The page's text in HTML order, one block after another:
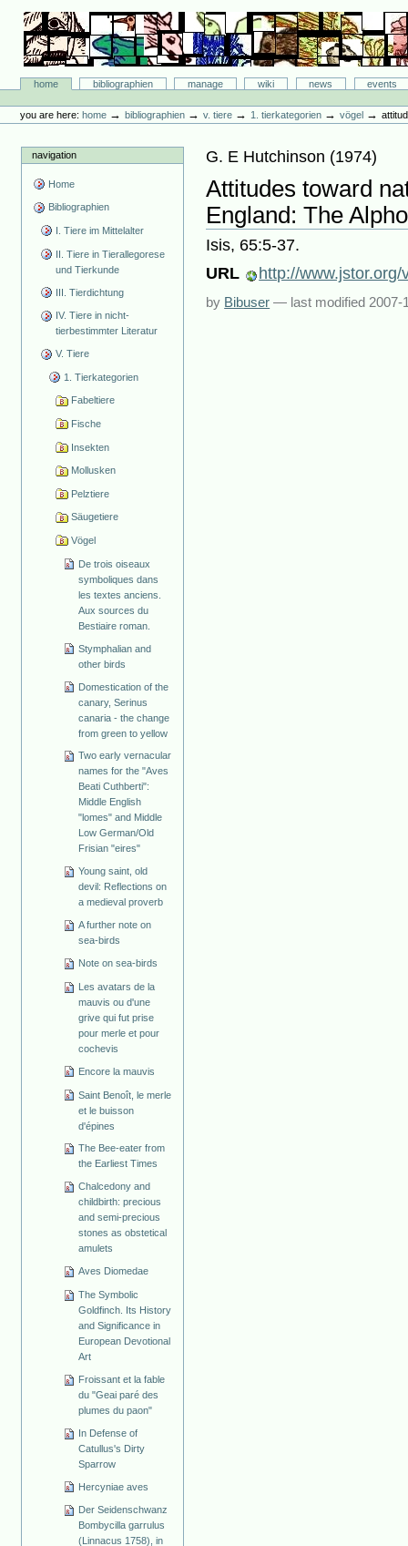
content.
navigation
Bibliographie-Portal
Sectionshome bibliographien manage wiki news
events
tools
you are here: home →bibliographien →v. tiere →1. tierkategorien →vögel →
navigation
Home
Bibliographien
I. Tiere im Mittelalter
II. Tiere in Tierallegorese
und Tierkunde
III. Tierdichtung
IV. Tiere in nicht-
tierbestimmter Literatur
V. Tiere
1. Tierkategorien
Fabeltiere
Fische
Insekten
Mollusken
Pelztiere
Säugetiere
Vögel
De trois oiseaux
symboliques dans
les textes anciens.
Aux sources du
Bestiaire roman.
Stymphalian and
other birds
Domestication of the
canary, Serinus
canaria - the change
from green to yellow
Two early vernacular
names for the "Aves
Beati Cuthberti":
Middle English
"lomes" and Middle
Low German/Old
Frisian "eires"
Young saint, old
devil: Reflections on
a medieval proverb
A further note on
sea-birds
Note on sea-birds
Les avatars de la
mauvis ou d'une
grive qui fut prise
pour merle et pour
cochevis
Encore la mauvis
Saint Benoît, le merle
et le buisson
d'épines
The Bee-eater from
the Earliest Times
Chalcedony and
childbirth: precious
and semi-precious
stones as obstetical
amulets
Aves Diomedae
The Symbolic
Goldfinch. Its History
and Significance in
European Devotional
Art
Froissant et la fable
du "Geai paré des
plumes du paon"
In Defense of
Catullus's Dirty
Sparrow
Hercyniae aves
Der Seidenschwanz
Bombycilla garrulus
(Linnacus 1758), in
G. E Hutchinson (1974)
Attitudes toward
England: The
Isis, 65:5-37.
URL
http://
by Bibuser — last modified 2007-